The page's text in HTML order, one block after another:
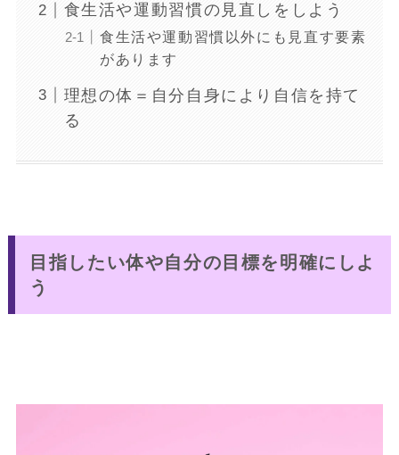
食生活や運動習慣の見直しをしよう
食生活や運動習慣以外にも見直す要素
があります
理想の体＝自分自身により自信を持て
る
目指したい体や自分の目標を明確にしよ
う